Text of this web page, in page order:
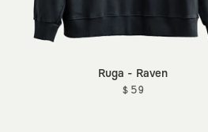
Ruga - Raven
$ 59